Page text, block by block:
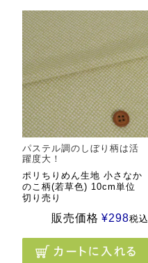
パステル調のしぼり柄は活
躍度大！
ポリちりめん生地 小さなか
のこ柄(若草色) 10cm単位
切り売り
販売価格 ¥298税込